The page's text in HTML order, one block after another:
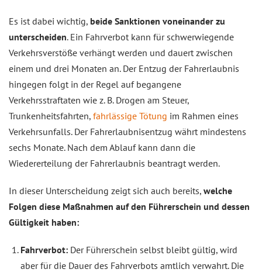
Es ist dabei wichtig, beide Sanktionen voneinander zu
unterscheiden. Ein Fahrverbot kann für schwerwiegende
Verkehrsverstöße verhängt werden und dauert zwischen
einem und drei Monaten an. Der Entzug der Fahrerlaubnis
hingegen folgt in der Regel auf begangene
Verkehrsstraftaten wie z. B. Drogen am Steuer,
Trunkenheitsfahrten, fahrlässige Tötung im Rahmen eines
Verkehrsunfalls. Der Fahrerlaubnisentzug währt mindestens
sechs Monate. Nach dem Ablauf kann dann die
Wiedererteilung der Fahrerlaubnis beantragt werden.
In dieser Unterscheidung zeigt sich auch bereits, welche
Folgen diese Maßnahmen auf den Führerschein und dessen
Gültigkeit haben:
Fahrverbot: Der Führerschein selbst bleibt gültig, wird
aber für die Dauer des Fahrverbots amtlich verwahrt. Die